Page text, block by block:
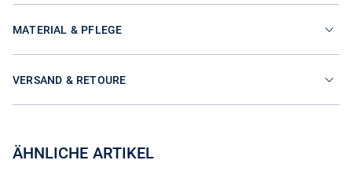
MATERIAL & PFLEGE
VERSAND & RETOURE
ÄHNLICHE ARTIKEL